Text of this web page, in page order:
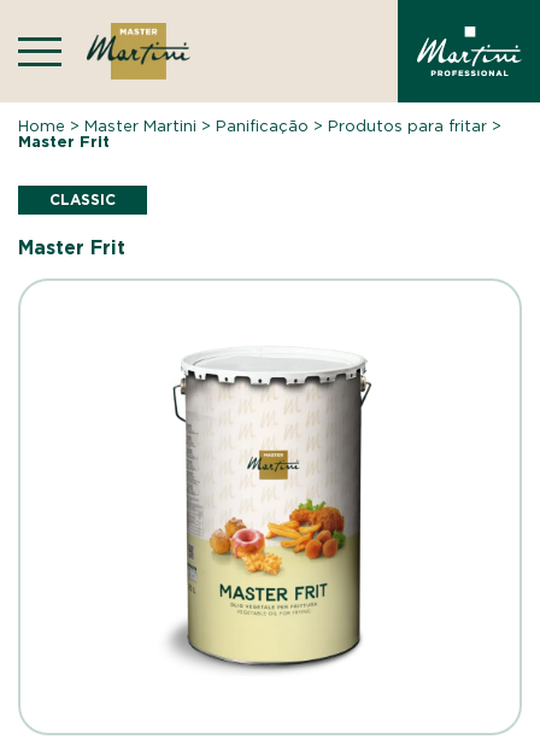
content
Home >Master Martini >Panificação >Produtos para fritar >
Master Frit
CLASSIC
Master Frit